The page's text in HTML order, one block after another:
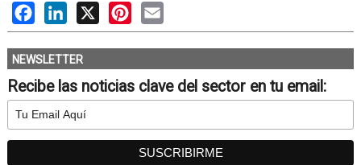
FacebookLinkedIn
X PinterestEmail
NEWSLETTER
Recibe las noticias clave del sector en tu email: